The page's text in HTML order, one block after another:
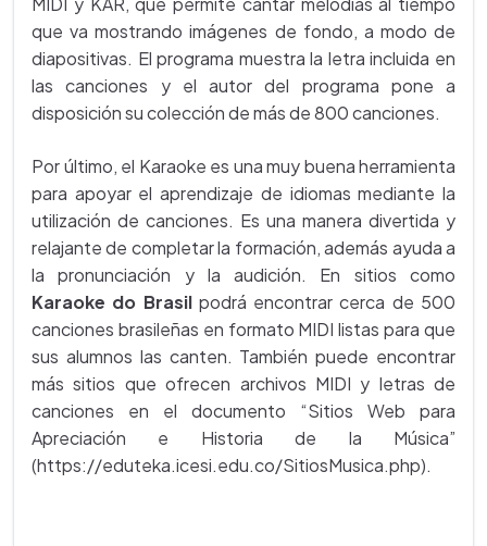
que va mostrando imágenes de fondo, a modo de
diapositivas. El programa muestra la letra incluida en
las canciones y el autor del programa pone a
disposición su colección de más de 800 canciones.
Por último, el Karaoke es una muy buena herramienta
para apoyar el aprendizaje de idiomas mediante la
utilización de canciones. Es una manera divertida y
relajante de completar la formación, además ayuda a
la pronunciación y la audición. En sitios como
Karaoke do Brasilpodrá encontrar cerca de 500
canciones brasileñas en formato MIDI listas para que
sus alumnos las canten. También puede encontrar
más sitios que ofrecen archivos MIDI y letras de
canciones en el documento “Sitios Web para
Apreciación e Historia de la Música”
(https://eduteka.icesi.edu.co/SitiosMusica.php).